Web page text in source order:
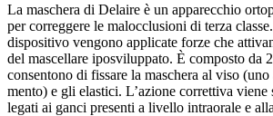
La maschera di Delaire è un apparecchio
per correggere le malocclusioni di terza
dispositivo vengono applicate forze che
del mascellare iposviluppato. È composto da
consentono di fissare la maschera al viso
mento) e gli elastici. L’azione correttiva viene
legati ai ganci presenti a livello intraorale e